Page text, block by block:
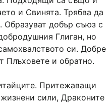
и Свинята. Трябва да
Образуват добър съюз с
Глиган, но
си. Добре
Плъховете и обратно.
Притежаващи
сили, Драконите